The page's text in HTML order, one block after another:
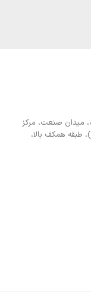
میدان صنعت، مرکز
طبقه همکف بالا،